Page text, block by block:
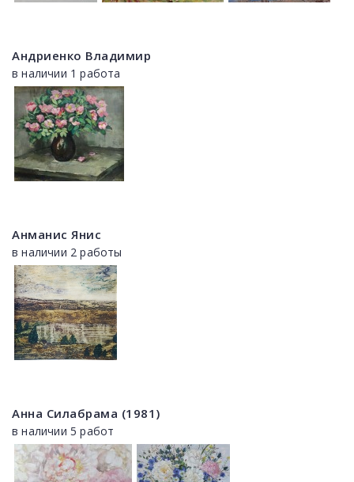
Андриенко Владимир
в наличии 1 работа
Анманис Янис
в наличии 2 работы
Анна Силабрама (1981)
в наличии 5 работ